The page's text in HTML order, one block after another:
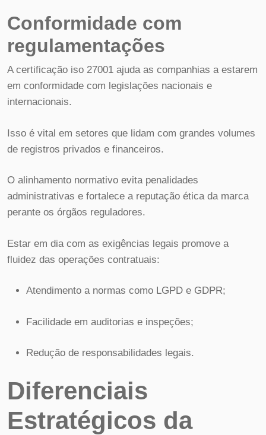
Conformidade com
regulamentações
A certificação iso 27001 ajuda as companhias a estarem
em conformidade com legislações nacionais e
internacionais.
Isso é vital em setores que lidam com grandes volumes
de registros privados e financeiros.
O alinhamento normativo evita penalidades
administrativas e fortalece a reputação ética da marca
perante os órgãos reguladores.
Estar em dia com as exigências legais promove a
fluidez das operações contratuais:
Atendimento a normas como LGPD e GDPR;
Facilidade em auditorias e inspeções;
Redução de responsabilidades legais.
Diferenciais
Estratégicos da